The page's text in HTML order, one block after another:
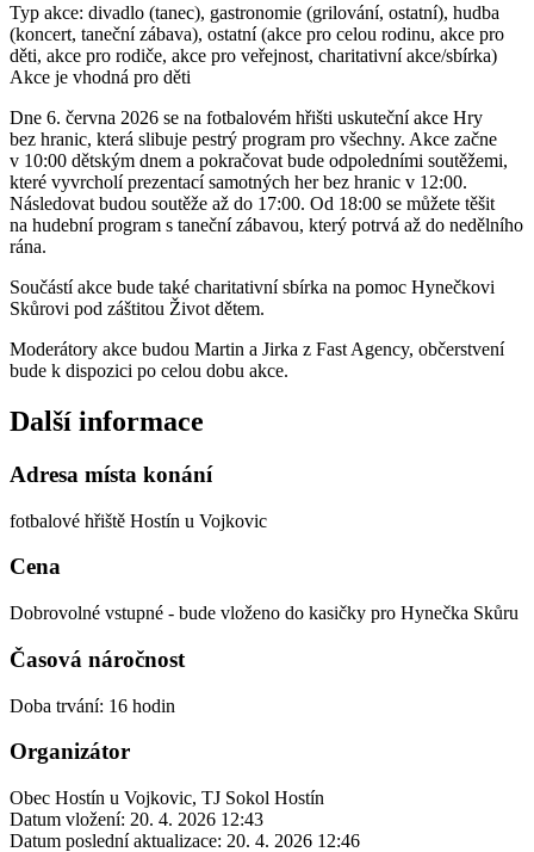
Typ akce: divadlo (tanec), gastronomie (grilování, ostatní), hudba
(koncert, taneční zábava), ostatní (akce pro celou rodinu, akce pro
děti, akce pro rodiče, akce pro veřejnost, charitativní akce/sbírka)
Akce je vhodná pro děti
Dne 6. června 2026 se na fotbalovém hřišti uskuteční akce Hry
bez hranic, která slibuje pestrý program pro všechny. Akce začne
v 10:00 dětským dnem a pokračovat bude odpoledními soutěžemi,
které vyvrcholí prezentací samotných her bez hranic v 12:00.
Následovat budou soutěže až do 17:00. Od 18:00 se můžete těšit
na hudební program s taneční zábavou, který potrvá až do nedělního
rána.
Součástí akce bude také charitativní sbírka na pomoc Hynečkovi
Skůrovi pod záštitou Život dětem.
Moderátory akce budou Martin a Jirka z Fast Agency, občerstvení
bude k dispozici po celou dobu akce.
Další informace
Adresa místa konání
fotbalové hřiště Hostín u Vojkovic
Cena
Dobrovolné vstupné - bude vloženo do kasičky pro Hynečka Skůru
Časová náročnost
Doba trvání: 16 hodin
Organizátor
Obec Hostín u Vojkovic, TJ Sokol Hostín
Datum vložení: 20. 4. 2026 12:43
Datum poslední aktualizace: 20. 4. 2026 12:46